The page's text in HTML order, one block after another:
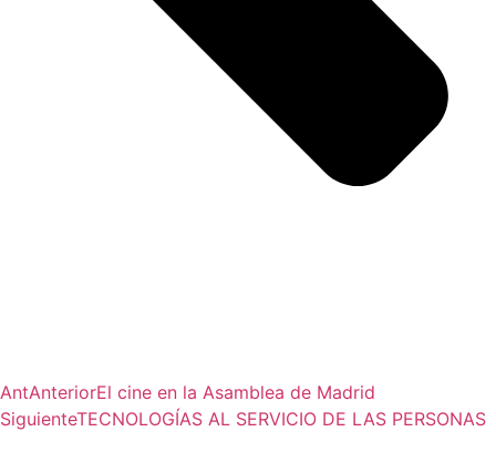
AntAnteriorEl cine en la Asamblea de Madrid
SiguienteTECNOLOGÍAS AL SERVICIO DE LAS PERSONAS